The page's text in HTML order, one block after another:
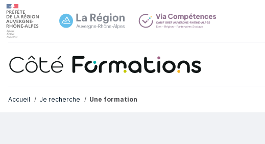
Accueil Je recherche Une formation